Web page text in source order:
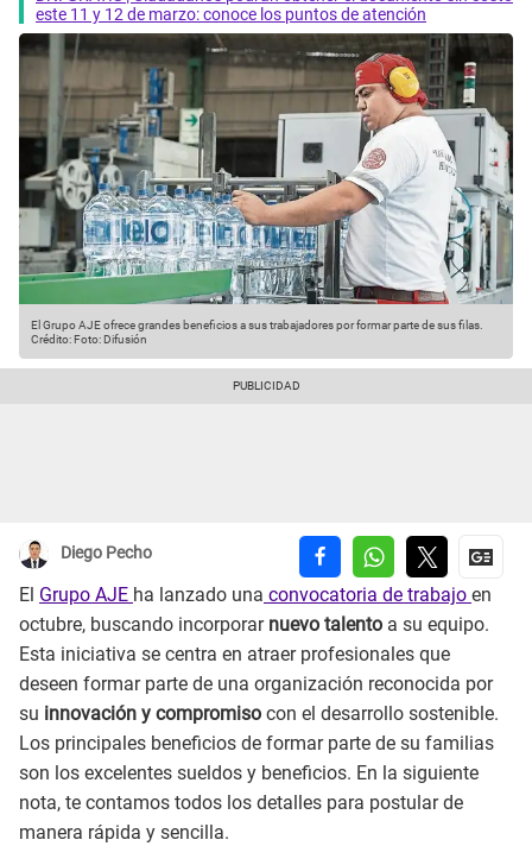
este 11 y 12 de marzo: conoce los puntos de atención
El Grupo AJE ofrece grandes beneficios a sus trabajadores por formar parte de sus filas.
Crédito: Foto: Difusión
Diego Pecho
El Grupo AJE ha lanzado una convocatoria de trabajo en
octubre, buscando incorporarnuevo talento a su equipo.
Esta iniciativa se centra en atraer profesionales que
deseen formar parte de una organización reconocida por
su innovación y compromiso con el desarrollo sostenible.
Los principales beneficios de formar parte de su familias
son los excelentes sueldos y beneficios. En la siguiente
nota, te contamos todos los detalles para postular de
manera rápida y sencilla.